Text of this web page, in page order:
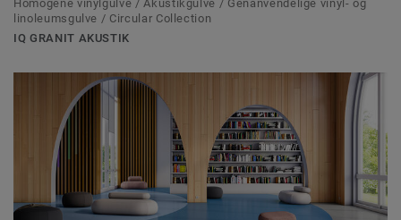
Homogene vinylgulve / Akustikgulve / Genanvendelige vinyl- og
linoleumsgulve / Circular Collection
IQ GRANIT AKUSTIK